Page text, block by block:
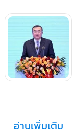
งการริเริ่มหนึ่งแถบห
าทิศทางหรือนโยบา
การพัฒนาสีเขียว
แวดล้อม และปรับค
ยว” “เส้นทางสายไ
มร่วมมือนี้ยังยืนหยัด
ดัน “โครงการเพื่อ
อ่านเพิ่มเติม